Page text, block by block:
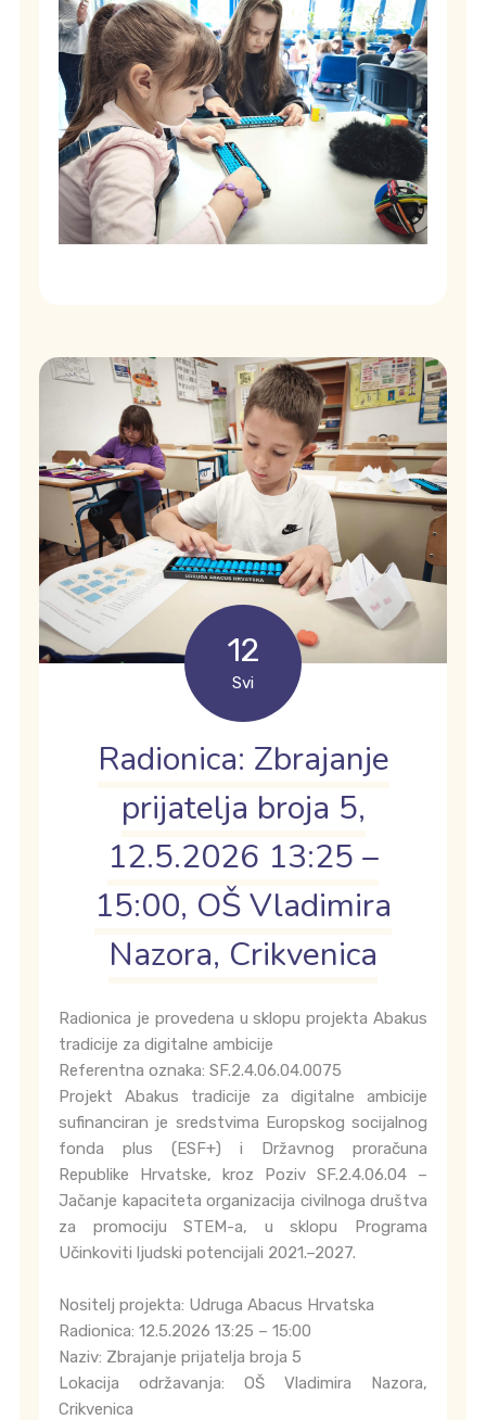
12
Svi
Radionica: Zbrajanje
prijatelja broja 5,
12.5.2026 13:25 –
15:00, OŠ Vladimira
Nazora, Crikvenica
Radionica je provedena u sklopu projekta Abakus
tradicije za digitalne ambicije
Referentna oznaka: SF.2.4.06.04.0075
Projekt Abakus tradicije za digitalne ambicije
sufinanciran je sredstvima Europskog socijalnog
fonda plus (ESF+) i Državnog proračuna
Republike Hrvatske, kroz Poziv SF.2.4.06.04 –
Jačanje kapaciteta organizacija civilnoga društva
za promociju STEM-a, u sklopu Programa
Učinkoviti ljudski potencijali 2021.–2027.
Nositelj projekta: Udruga Abacus Hrvatska
Radionica: 12.5.2026 13:25 – 15:00
Naziv: Zbrajanje prijatelja broja 5
Lokacija održavanja: OŠ Vladimira Nazora,
Crikvenica